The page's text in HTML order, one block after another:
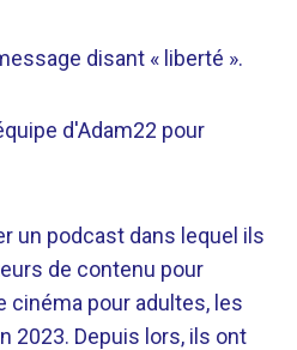
disant « liberté ».
d'Adam22 pour
un podcast dans lequel ils
de contenu pour
cinéma pour adultes, les
2023. Depuis lors, ils ont